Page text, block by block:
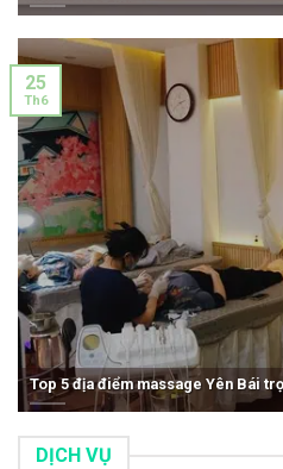
Top 5 địa điểm massage Yên Bái
25
Th6
DỊCH VỤ